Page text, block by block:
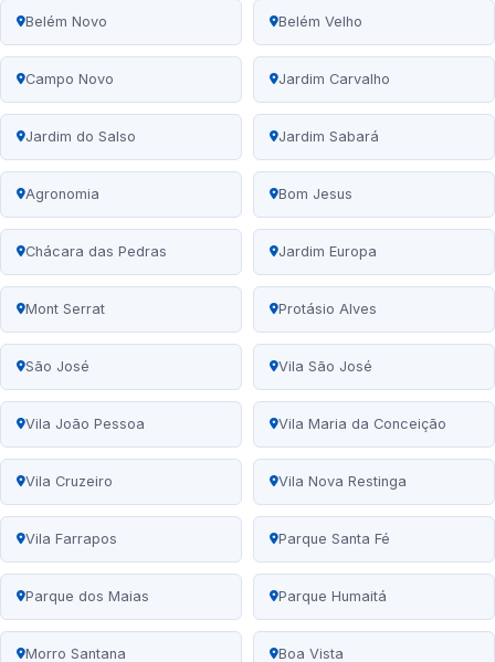
Belém Novo Belém Velho
Campo Novo Jardim Carvalho
Jardim do Salso Jardim Sabará
Agronomia Bom Jesus
Chácara das Pedras Jardim Europa
Mont Serrat Protásio Alves
São José Vila São José
Vila João Pessoa Vila Maria da Conceição
Vila Cruzeiro Vila Nova Restinga
Vila Farrapos Parque Santa Fé
Parque dos Maias Parque Humaitá
Morro Santana Boa Vista